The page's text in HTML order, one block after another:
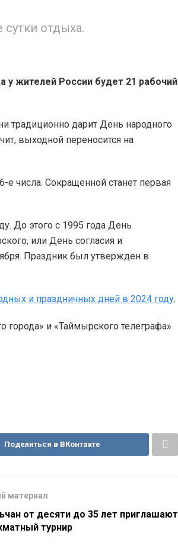
отдыха.
у жителей России будет 21 рабочий
традиционно дарит День народного
выходной переносится на
е числа. Сокращенной станет первая
До этого с 1995 года День
или День согласия и
Праздник был утвержден в
и праздничных дней в 2024 году.
города» и «Таймырского телеграфа»
Поделиться в ВКонтакте
материал
от десяти до 35 лет приглашают
турнир